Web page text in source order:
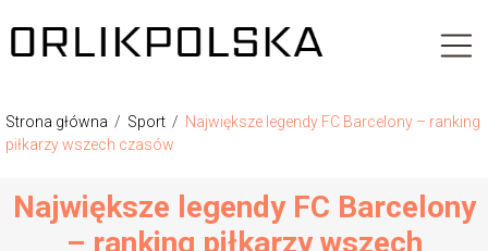
Strona główna / Sport / Największe legendy FC Barcelony – ranking
piłkarzy wszech czasów
Największe legendy FC Barcelony
– ranking piłkarzy wszech